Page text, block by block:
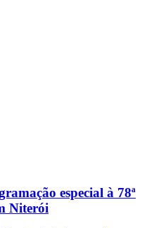
especial à 78ª
Niterói